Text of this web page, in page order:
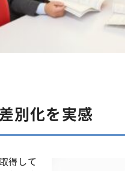
別化を実感
得して